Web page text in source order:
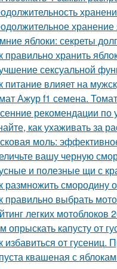
яблоки: секреты
правильно хранить
сексуальной
питание влияет на
Ажур f1 семена.
рекомендации по
как ухаживать за
моль:
вашу черную
и полезные щи с
размножить смородину
правильно выбрать
легких
опрыскать капусту от
избавиться от гусениц.
квашеная с